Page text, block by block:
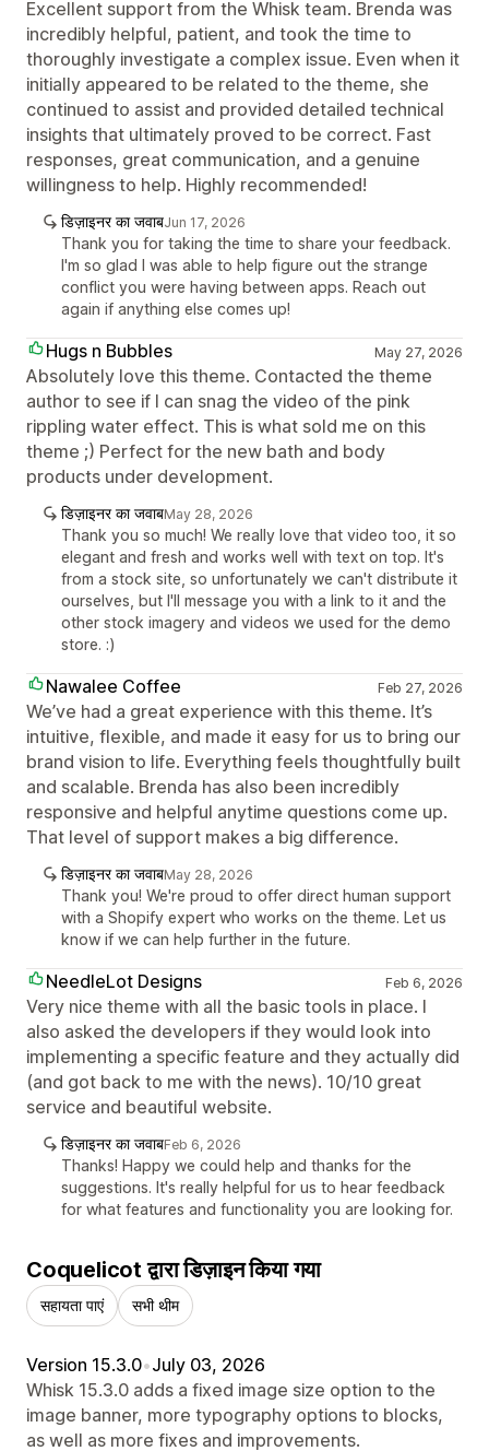
Excellent support from the Whisk team. Brenda was
incredibly helpful, patient, and took the time to
thoroughly investigate a complex issue. Even when it
initially appeared to be related to the theme, she
continued to assist and provided detailed technical
insights that ultimately proved to be correct. Fast
responses, great communication, and a genuine
willingness to help. Highly recommended!
डिज़ाइनर का जवाबJun 17, 2026
Thank you for taking the time to share your feedback.
I'm so glad I was able to help figure out the strange
conflict you were having between apps. Reach out
again if anything else comes up!
Hugs n Bubbles May 27, 2026
Absolutely love this theme. Contacted the theme
author to see if I can snag the video of the pink
rippling water effect. This is what sold me on this
theme ;) Perfect for the new bath and body
products under development.
डिज़ाइनर का जवाबMay 28, 2026
Thank you so much! We really love that video too, it so
elegant and fresh and works well with text on top. It's
from a stock site, so unfortunately we can't distribute it
ourselves, but I'll message you with a link to it and the
other stock imagery and videos we used for the demo
store. :)
Nawalee Coffee Feb 27, 2026
We’ve had a great experience with this theme. It’s
intuitive, flexible, and made it easy for us to bring our
brand vision to life. Everything feels thoughtfully built
and scalable. Brenda has also been incredibly
responsive and helpful anytime questions come up.
That level of support makes a big difference.
डिज़ाइनर का जवाबMay 28, 2026
Thank you! We're proud to offer direct human support
with a Shopify expert who works on the theme. Let us
know if we can help further in the future.
NeedleLot Designs Feb 6, 2026
Very nice theme with all the basic tools in place. I
also asked the developers if they would look into
implementing a specific feature and they actually did
(and got back to me with the news). 10/10 great
service and beautiful website.
डिज़ाइनर का जवाबFeb 6, 2026
Thanks! Happy we could help and thanks for the
suggestions. It's really helpful for us to hear feedback
for what features and functionality you are looking for.
Coquelicot द्वारा डिज़ाइन किया गया
सहायता पाएं सभी थीम
Version 15.3.0•July 03, 2026
Whisk 15.3.0 adds a fixed image size option to the
image banner, more typography options to blocks,
as well as more fixes and improvements.